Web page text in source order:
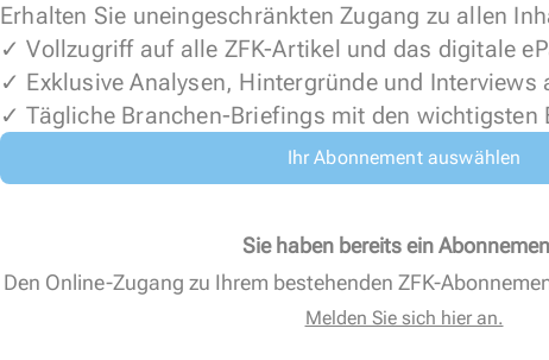
Erhalten Sie uneingeschränkten Zugang zu allen
✓ Vollzugriff auf alle ZFK-Artikel und das digitale
✓ Exklusive Analysen, Hintergründe und Interviews
✓ Tägliche Branchen-Briefings mit den wichtigsten
Ihr Abonnement auswählen
Sie haben bereits ein
Den Online-Zugang zu Ihrem bestehenden ZFK-
Melden Sie sich hier an.